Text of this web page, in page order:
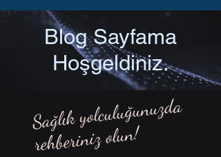
Blog Sayfama
Hoşgeldiniz.
Sağlık yolculuğunuzda
rehberiniz olun!